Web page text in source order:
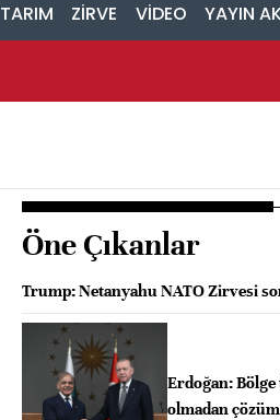
TARIM ZİRVE VİDEO YAYIN
Öne Çıkanlar
Trump: Netanyahu NATO Zirvesi
Erdoğan:
olmadan çözüm